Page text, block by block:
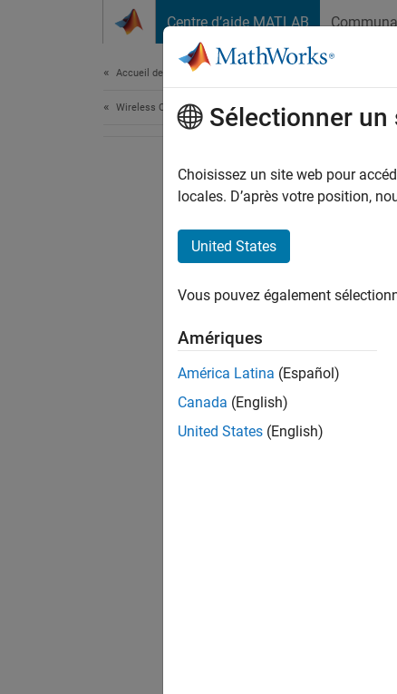
Centre d’aide MATLAB
Accueil de la documentation
Wireless CommunicationsSélectionner un
Choisissez un site web pour
locales. D’après votre position,
United States
Vous pouvez également
Amériques
América Latina (Español)
Canada (English)
United States (English)